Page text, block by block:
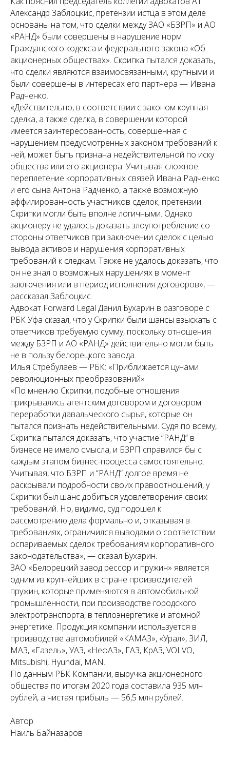
Александр Заблоцкис, претензии истца в этом деле
основаны на том, что сделки между ЗАО «БЗРП» и АО
«РАНД» были совершены в нарушение норм
Гражданского кодекса и федерального закона «Об
акционерных обществах». Скрипка пытался доказать,
что сделки являются взаимосвязанными, крупными и
были совершены в интересах его партнера — Ивана
Радченко.
«Действительно, в соответствии с законом крупная
сделка, а также сделка, в совершении которой
имеется заинтересованность, совершенная с
нарушением предусмотренных законом требований к
ней, может быть признана недействительной по иску
общества или его акционера. Учитывая сложное
переплетение корпоративных связей Ивана Радченко
и его сына Антона Радченко, а также возможную
аффилированность участников сделок, претензии
Скрипки могли быть вполне логичными. Однако
акционеру не удалось доказать злоупотребление со
стороны ответчиков при заключении сделок с целью
вывода активов и нарушения корпоративных
требований к следкам. Также не удалось доказать, что
он не знал о возможных нарушениях в момент
заключения или в период исполнения договоров», —
рассказал Заблоцкис.
Адвокат Forward Legal Данил Бухарин в разговоре с
РБК Уфа сказал, что у Скрипки были шансы взыскать с
ответчиков требуемую сумму, поскольку отношения
между БЗРП и АО «РАНД» действительно могли быть
не в пользу белорецкого завода.
Илья Стребулаев — РБК: «Приближается цунами
революционных преобразований»
«По мнению Скрипки, подобные отношения
прикрывались агентским договором и договором
переработки давальческого сырья, которые он
пытался признать недействительными. Судя по всему,
Скрипка пытался доказать, что участие “РАНД” в
бизнесе не имело смысла, и БЗРП справился бы с
каждым этапом бизнес-процесса самостоятельно.
Учитывая, что БЗРП и “РАНД” долгое время не
раскрывали подробности своих правоотношений, у
Скрипки был шанс добиться удовлетворения своих
требований. Но, видимо, суд подошел к
рассмотрению дела формально и, отказывая в
требованиях, ограничился выводами о соответствии
оспариваемых сделок требованиям корпоративного
законодательства», — сказал Бухарин.
ЗАО «Белорецкий завод рессор и пружин» является
одним из крупнейших в стране производителей
пружин, которые применяются в автомобильной
промышленности, при производстве городского
электротранспорта, в теплоэнергетике и атомной
энергетике. Продукция компании используется в
производстве автомобилей «КАМАЗ», «Урал», ЗИЛ,
МАЗ, «Газель», УАЗ, «НефАЗ», ГАЗ, КрАЗ, VOLVO,
Mitsubishi, Hyundai, MAN.
По данным РБК Компании, выручка акционерного
общества по итогам 2020 года составила 935 млн
рублей, а чистая прибыль — 56,5 млн рублей.
Автор
Наиль Байназаров